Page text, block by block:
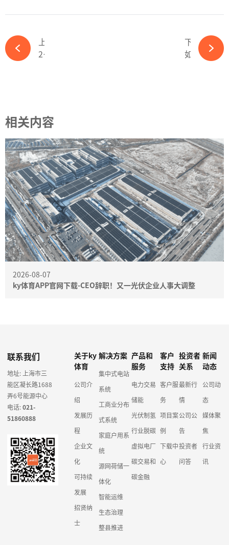
2.65亿元！帝科股份加码N型电池银浆-ky体育APP官网下载
下一篇
如何在90天内亏损20亿？挖掘 TCL中环业绩预减的蛛丝马迹-ky体育APP官网下载
相关内容
2026-08-07
ky体育APP官网下载-CEO辞职！又一光伏企业人事大调整
联系我们
地址: 上海市三
能区凝长路1688
弄6号能源中心
电话:021-
51860888
关于ky
体育
公司介
绍
发展历
程
企业文
化
可持续
发展
招贤纳
士
解决方案
集中式电站
系统
工商业分布
式系统
家庭户用系
统
源网荷储一
体化
智能运维
生态治理
整县推进
产品和
服务
电力交易
储能
光伏制氢
行业脱碳
虚拟电厂
碳交易和
碳金融
客户
支持
客户服
务
项目案
例
下载中
心
投资者
关系
最新行
情
公司公
告
投资者
问答
新闻
动态
公司动
态
媒体聚
焦
行业资
讯